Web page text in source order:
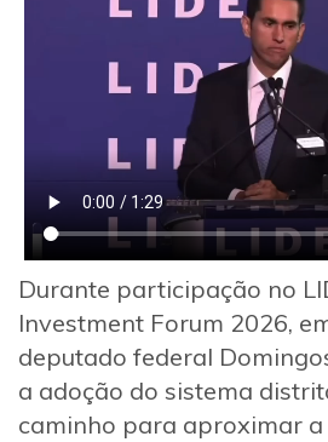
Durante participação no
Investment Forum 2026,
deputado federal
a adoção do sistema
caminho para aproximar